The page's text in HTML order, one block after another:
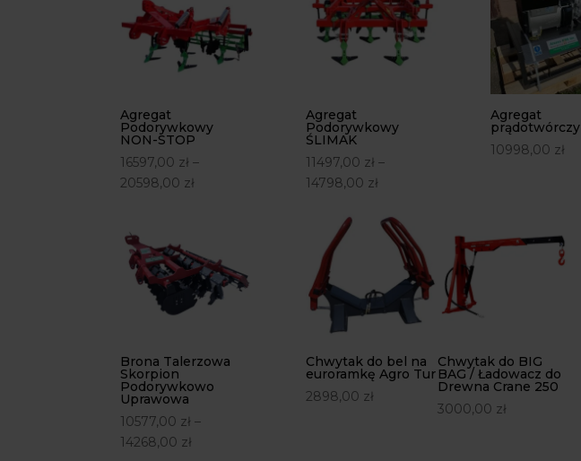
Agregat
Podorywkowy
NON-STOP
16597,00 zł –
20598,00 zł
Agregat
Podorywkowy
ŚLIMAK
11497,00 zł –
14798,00 zł
Agregat
prądotwórczy
10998,00 zł
Brona Talerzowa
Skorpion
Podorywkowo
Uprawowa
10577,00 zł –
14268,00 zł
Chwytak do bel na
euroramkę Agro Tur
2898,00 zł
Chwytak do BIG
BAG / Ładowacz do
Drewna Crane 250
3000,00 zł